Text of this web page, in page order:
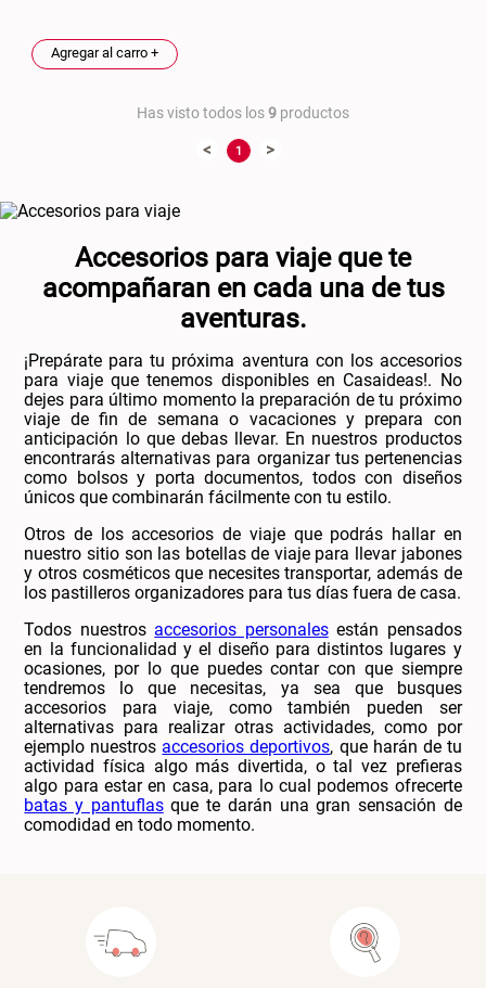
Agregar al carro +
Has visto todos los9 productos
< 1 >
Accesorios para viaje que te
acompañaran en cada una de tus
aventuras.
¡Prepárate para tu próxima aventura con los accesorios
para viaje que tenemos disponibles en Casaideas!. No
dejes para último momento la preparación de tu próximo
viaje de fin de semana o vacaciones y prepara con
anticipación lo que debas llevar. En nuestros productos
encontrarás alternativas para organizar tus pertenencias
como bolsos y porta documentos, todos con diseños
únicos que combinarán fácilmente con tu estilo.
Otros de los accesorios de viaje que podrás hallar en
nuestro sitio son las botellas de viaje para llevar jabones
y otros cosméticos que necesites transportar, además de
los pastilleros organizadores para tus días fuera de casa.
Todos nuestros accesorios personalesestán pensados
en la funcionalidad y el diseño para distintos lugares y
ocasiones, por lo que puedes contar con que siempre
tendremos lo que necesitas, ya sea que busques
accesorios para viaje, como también pueden ser
alternativas para realizar otras actividades, como por
ejemplo nuestros accesorios deportivos, que harán de tu
actividad física algo más divertida, o tal vez prefieras
algo para estar en casa, para lo cual podemos ofrecerte
batas y pantuflasque te darán una gran sensación de
comodidad en todo momento.